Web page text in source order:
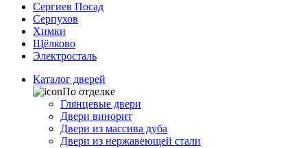
Сергиев Посад
Серпухов
Химки
Щёлково
Электросталь
Каталог дверей
По отделке
Глянцевые двери
Двери винорит
Двери из массива дуба
Двери из нержавеющей стали